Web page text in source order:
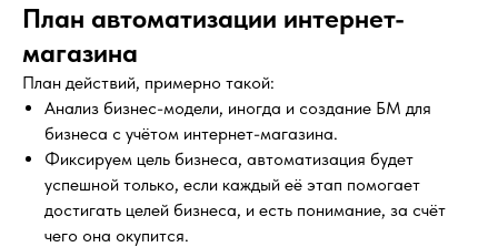
План автоматизации интернет-
магазина
План действий, примерно такой:
Анализ бизнес-модели, иногда и создание БМ для
бизнеса с учётом интернет-магазина.
Фиксируем цель бизнеса, автоматизация будет
успешной только, если каждый её этап помогает
достигать целей бизнеса, и есть понимание, за счёт
чего она окупится.